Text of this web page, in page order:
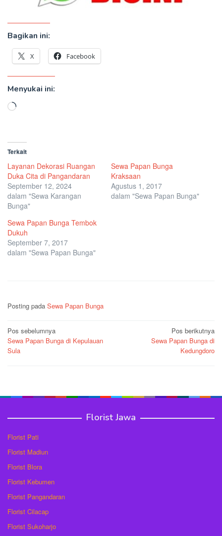
Bagikan ini:
X Facebook
Menyukai ini:
Memuat...
Terkait
Layanan Dekorasi Ruangan
Duka Cita di Pangandaran
September 12, 2024
dalam "Sewa Karangan
Bunga"
Sewa Papan Bunga
Kraksaan
Agustus 1, 2017
dalam "Sewa Papan Bunga"
Sewa Papan Bunga Tembok
Dukuh
September 7, 2017
dalam "Sewa Papan Bunga"
Posting pada Sewa Papan Bunga
Navigasi
pos
Pos sebelumnya
Sewa Papan Bunga di Kepulauan
Sula
Pos berikutnya
Sewa Papan Bunga di
Kedungdoro
Florist Jawa
Florist Pati
Florist Madiun
Florist Blora
Florist Kebumen
Florist Pangandaran
Florist Cilacap
Florist Sukoharjo